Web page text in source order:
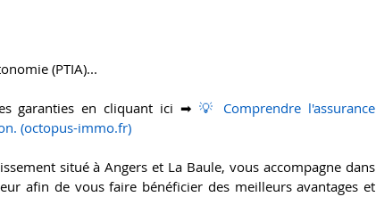
(PTIA)...
garanties en cliquant ici ➡ 💡 Comprendre l'assurance
(octopus-immo.fr)
situé à Angers et La Baule, vous accompagne dans
afin de vous faire bénéficier des meilleurs avantages et